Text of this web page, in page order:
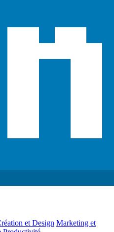
et Design Marketing et